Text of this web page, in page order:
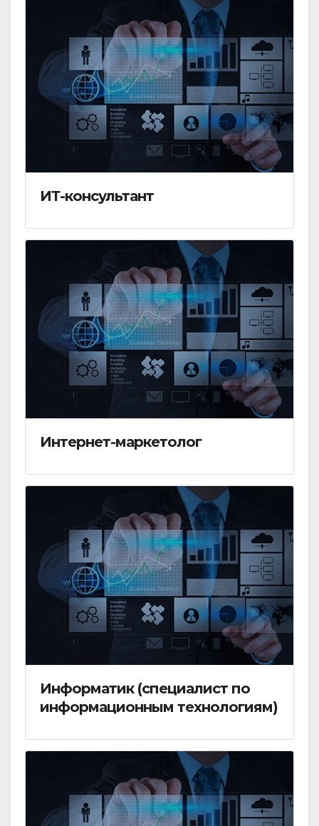
ИТ-консультант
Интернет-маркетолог
Информатик (специалист по
информационным технологиям)